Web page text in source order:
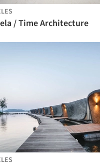
/ Time Architecture